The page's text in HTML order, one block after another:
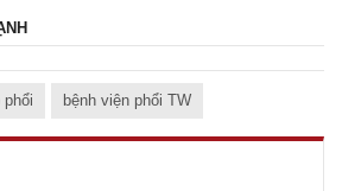
phổi bệnh viện phổi TW